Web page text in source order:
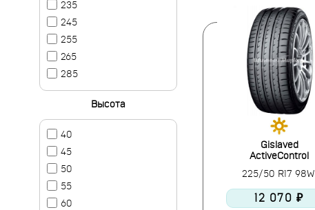
Gislaved
ActiveControl
225/50 R17 98W
12 070 ₽
235
245
255
265
285
Высота
40
45
50
55
60